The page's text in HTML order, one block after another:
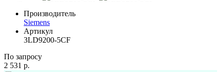
Производитель
Siemens
Артикул
3LD9200-5CF
По запросу
2 531 р.